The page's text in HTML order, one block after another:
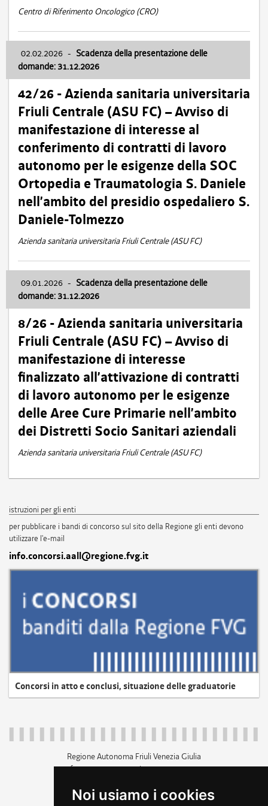
Noi usiamo i cookies
Centro di Riferimento Oncologico (CRO)
02.02.2026 - Scadenza della presentazione delle
domande: 31.12.2026
42/26 - Azienda sanitaria universitaria
Friuli Centrale (ASU FC) – Avviso di
manifestazione di interesse al
conferimento di contratti di lavoro
autonomo per le esigenze della SOC
Ortopedia e Traumatologia S. Daniele
nell’ambito del presidio ospedaliero S.
Daniele-Tolmezzo
Azienda sanitaria universitaria Friuli Centrale (ASU FC)
09.01.2026 - Scadenza della presentazione delle
domande: 31.12.2026
8/26 - Azienda sanitaria universitaria
Friuli Centrale (ASU FC) – Avviso di
manifestazione di interesse
finalizzato all’attivazione di contratti
di lavoro autonomo per le esigenze
delle Aree Cure Primarie nell’ambito
dei Distretti Socio Sanitari aziendali
Azienda sanitaria universitaria Friuli Centrale (ASU FC)
istruzioni per gli enti
per pubblicare i bandi di concorso sul sito della Regione gli enti devono
utilizzare l'e-mail
info.concorsi.aall@regione.fvg.it
Concorsi in atto e conclusi, situazione delle graduatorie
Regione Autonoma Friuli Venezia Giulia
c.f. 80014930327; p.iva 00526040324
+39 040 3771111